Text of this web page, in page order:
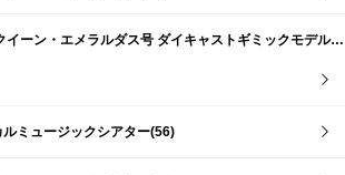
アルカディア号/クイーン・エメラルダス号 ダイキャストギミックモデルをつくる(159)
ミュージックシアター(56)